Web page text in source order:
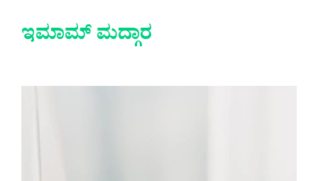
ಇಮಾಮ್ ಮದ್ಗಾರ